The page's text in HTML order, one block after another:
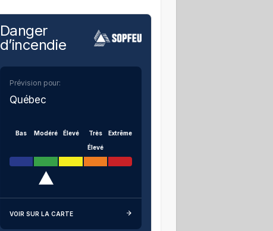
Danger
d’incendie
Prévision pour:
Québec
Bas Modéré Élevé
Très
Élevé
Extrême
VOIR SUR LA CARTE